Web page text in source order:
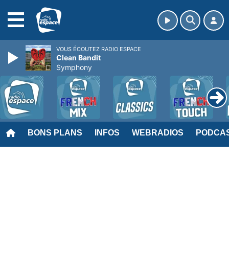
BONS PLANS INFOS WEBRADIOS
VOUS ÉCOUTEZ RADIO ESPACE
Clean Bandit
Symphony